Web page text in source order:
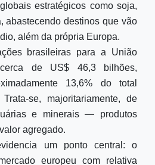
estratégicos como soja,
abastecendo destinos que vão
além da própria Europa.
brasileiras para a União
de US$ 46,3 bilhões,
13,6% do total
se, majoritariamente, de
e minerais — produtos
agregado.
um ponto central: o
europeu com relativa